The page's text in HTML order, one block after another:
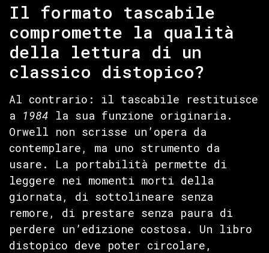
Il formato tascabile
compromette la qualità
della lettura di un
classico distopico?
Al contrario: il tascabile restituisce
a 1984 la sua funzione originaria.
Orwell non scrisse un’opera da
contemplare, ma uno strumento da
usare. La portabilità permette di
leggere nei momenti morti della
giornata, di sottolineare senza
remore, di prestare senza paura di
perdere un’edizione costosa. Un libro
distopico deve poter circolare,